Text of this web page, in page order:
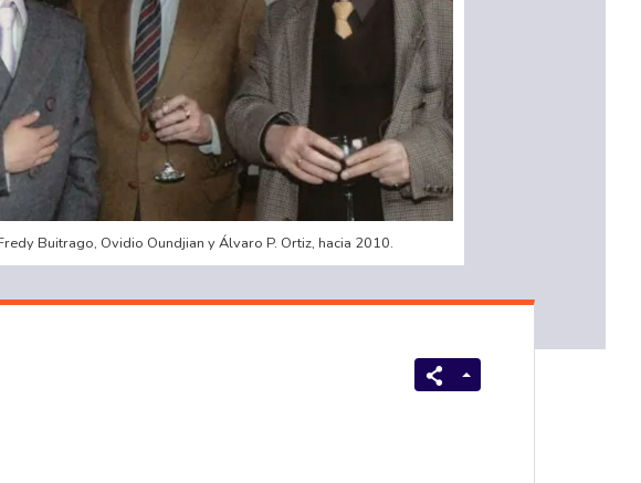
Buitrago, Ovidio Oundjian y Álvaro P. Ortiz, hacia 2010.